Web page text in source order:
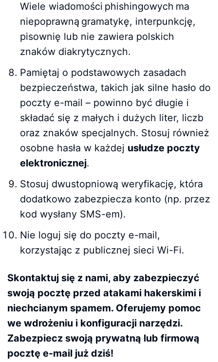
Wiele wiadomości phishingowych ma
niepoprawną gramatykę, interpunkcję,
pisownię lub nie zawiera polskich
znaków diakrytycznych.
Pamiętaj o podstawowych zasadach
bezpieczeństwa, takich jak silne hasło do
poczty e-mail – powinno być długie i
składać się z małych i dużych liter, liczb
oraz znaków specjalnych. Stosuj również
osobne hasła w każdej usłudze poczty
elektronicznej.
Stosuj dwustopniową weryfikację, która
dodatkowo zabezpiecza konto (np. przez
kod wysłany SMS-em).
Nie loguj się do poczty e-mail,
korzystając z publicznej sieci Wi-Fi.
Skontaktuj się z nami, aby zabezpieczyć
swoją pocztę przed atakami hakerskimi i
niechcianym spamem. Oferujemy pomoc
we wdrożeniu i konfiguracji narzędzi.
Zabezpiecz swoją prywatną lub firmową
pocztę e-mail już dziś!